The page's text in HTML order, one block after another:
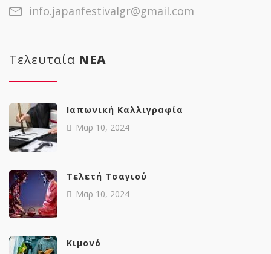
info.japanfestivalgr@gmail.com
Τελευταία NΕΑ
Ιαπωνική Καλλιγραφία
Μαρ 10, 2024
Tελετή Τσαγιού
Μαρ 10, 2024
Κιμονό